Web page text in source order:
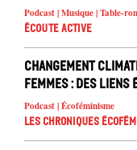
Podcast | Musique | Table-
Écoute active
Changement
femmes : des
Podcast | Écoféminisme
Les chroniques